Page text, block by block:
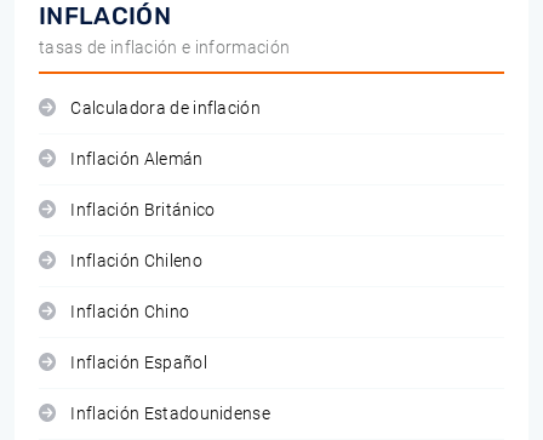
INFLACIÓN
tasas de inflación e información
Calculadora de inflación
Inflación Alemán
Inflación Británico
Inflación Chileno
Inflación Chino
Inflación Español
Inflación Estadounidense